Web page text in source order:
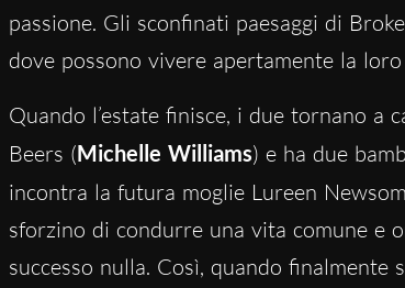
passione. Gli sconfinati paesaggi di
dove possono vivere apertamente la
Quando l’estate finisce, i due tornano a
Beers (Michelle Williams) e ha due
incontra la futura moglie Lureen
sforzino di condurre una vita comune e
successo nulla. Così, quando